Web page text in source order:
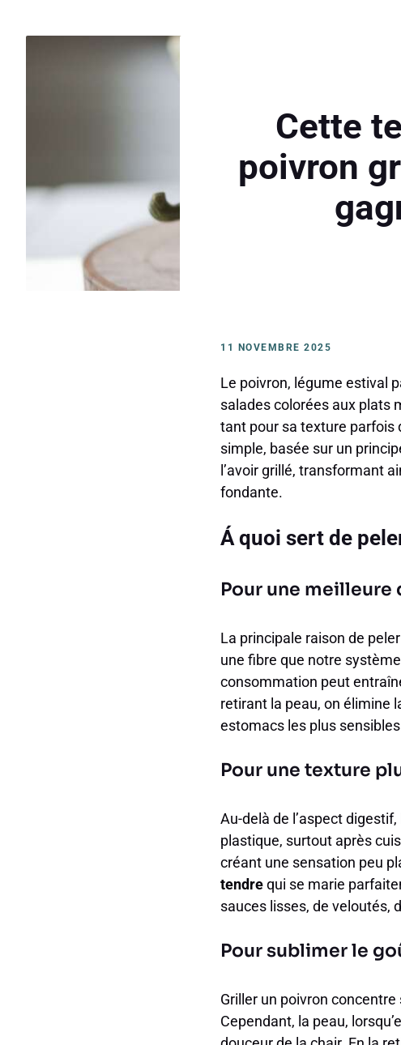
Cette
poivron
11 NOVEMBRE 2025
Le poivron, légume estival
salades colorées aux plats
tant pour sa texture parfois
simple, basée sur un
l’avoir grillé, transformant
fondante.
Á quoi sert de
Pour une
La principale raison de
une fibre que notre
consommation peut
retirant la peau, on élimine
estomacs les plus
Pour une texture
Au-delà de l’aspect
plastique, surtout après
créant une sensation peu
tendrequi se marie
sauces lisses, de veloutés,
Pour sublimer le
Griller un poivron
Cependant, la peau,